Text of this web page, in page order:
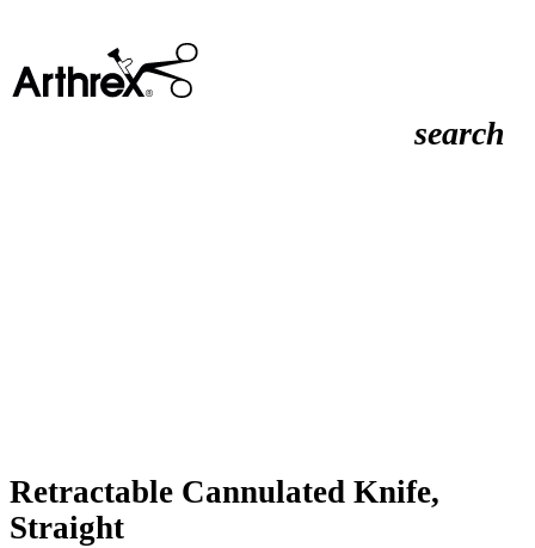
search
Retractable Cannulated Knife,
Straight